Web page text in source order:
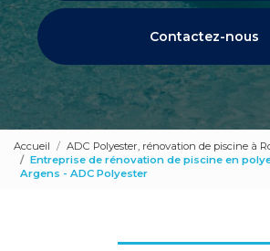
Contactez-nous
Accueil
ADC Polyester, rénovation de piscine à
Entreprise de rénovation de piscine en
Argens - ADC Polyester